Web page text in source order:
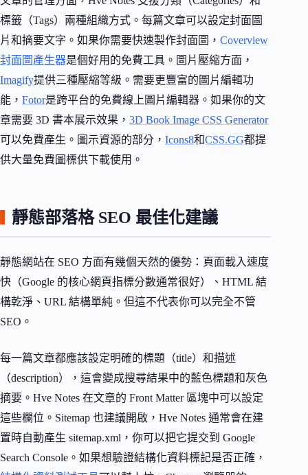
標籤（Tags）兩種組織方式。每篇文章可以設定封面圖
片和摘要文字。如果你需要快速製作封面圖， Coverview
封面圖產生器是個好用的免費工具。圖片壓縮方面，
Imagify提供三種壓縮等級。需要更豐富的圖片編輯功
能， Fotor是跨平台的免費線上圖片編輯器。如果你的文
章需要 3D 書本展示效果， 3D Book Image CSS Generator
可以免費產生。圖示資源的部分， Icons8和CSS.GG都提
供大量免費圖標供下載使用。
靜態部落格 SEO 最佳化建議
靜態網站在 SEO 方面有幾個天然的優勢：頁面載入速度
快（Google 的核心網頁指標分數通常很好）、HTML 結
構乾淨、URL 結構單純。但這不代表你可以完全不管
SEO。
每一篇文章都應該設定明確的標題（title）和描述
（description），這會變成搜尋結果中的藍色標題和灰色
摘要。Hve Notes 在文章的 Front Matter 區塊中可以設定
這些欄位。Sitemap 也建議開啟，Hve Notes 通常會在建
置時自動產生 sitemap.xml，你可以把它提交到 Google
Search Console。如果想驗證結構化資料標記是否正確，